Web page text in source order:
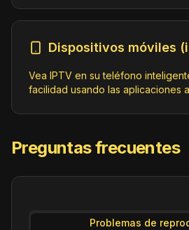
General ID:
trona/PetangeTV/
RTL Gold (1080p)
rtlgold/playlist.m3u8
https://rtlradio-
Dispositivos móviles
Vea IPTV en su teléfono
facilidad usando las aplicaciones
Preguntas frecuentes
Problemas de